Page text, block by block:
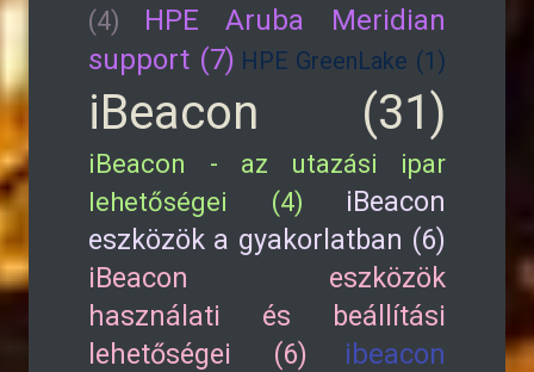
(4)
HPE Aruba Meridian
support (7) HPE GreenLake (1)
iBeacon (31)
iBeacon - az utazási ipar
lehetőségei (4)
iBeacon
eszközök a gyakorlatban (6)
iBeacon eszközök
használati és beállítási
lehetőségei (6)
ibeacon